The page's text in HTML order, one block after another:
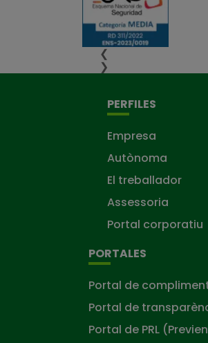
❮
❯
PERFILES
Empresa
Autònoma
El treballador
Assessoria
Portal corporatiu
PORTALES
Portal de
Portal de
Portal de PRL